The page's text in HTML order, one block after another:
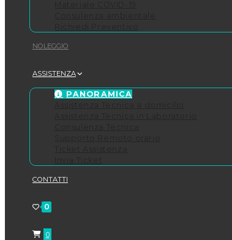
NOLEGGIO
ASSISTENZA
PANORAMICA
CONTATTI
0
0